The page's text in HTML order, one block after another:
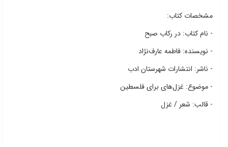
مشخصات کتاب:
- نام کتاب: در رکاب صبح
- نویسنده: فاطمه عارف‌نژاد
- ناشر: انتشارات شهرستان ادب
- موضوع: غزل‌های برای فلسطین
- قالب: شعر / غزل